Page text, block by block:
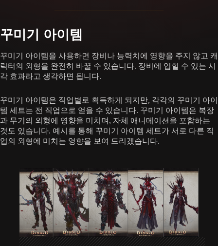
꾸미기 아이템
꾸미기 아이템을 사용하면 장비나 능력치에 영향을 주지 않고 캐
릭터의 외형을 완전히 바꿀 수 있습니다. 장비에 입힐 수 있는 시
각 효과라고 생각하면 됩니다.
꾸미기 아이템은 직업별로 획득하게 되지만, 각각의 꾸미기 아이
템 세트는 전 직업으로 얻을 수 있습니다. 꾸미기 아이템은 복장
과 무기의 외형에 영향을 미치며, 자체 애니메이션을 포함하는
것도 있습니다. 예시를 통해 꾸미기 아이템 세트가 서로 다른 직
업의 외형에 미치는 영향을 보여 드리겠습니다.